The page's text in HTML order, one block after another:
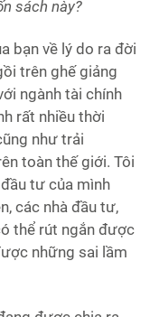
sách này?
bạn về lý do ra đời
trên ghế giảng
ngành tài chính
rất nhiều thời
như trải
toàn thế giới. Tôi
tư của mình
các nhà đầu tư,
thể rút ngắn được
những sai lầm